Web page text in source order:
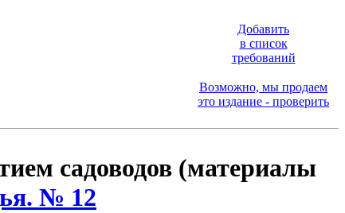
Добавить
в список
требований
Возможно, мы продаем
это издание - проверить
садоводов (материалы
№ 12